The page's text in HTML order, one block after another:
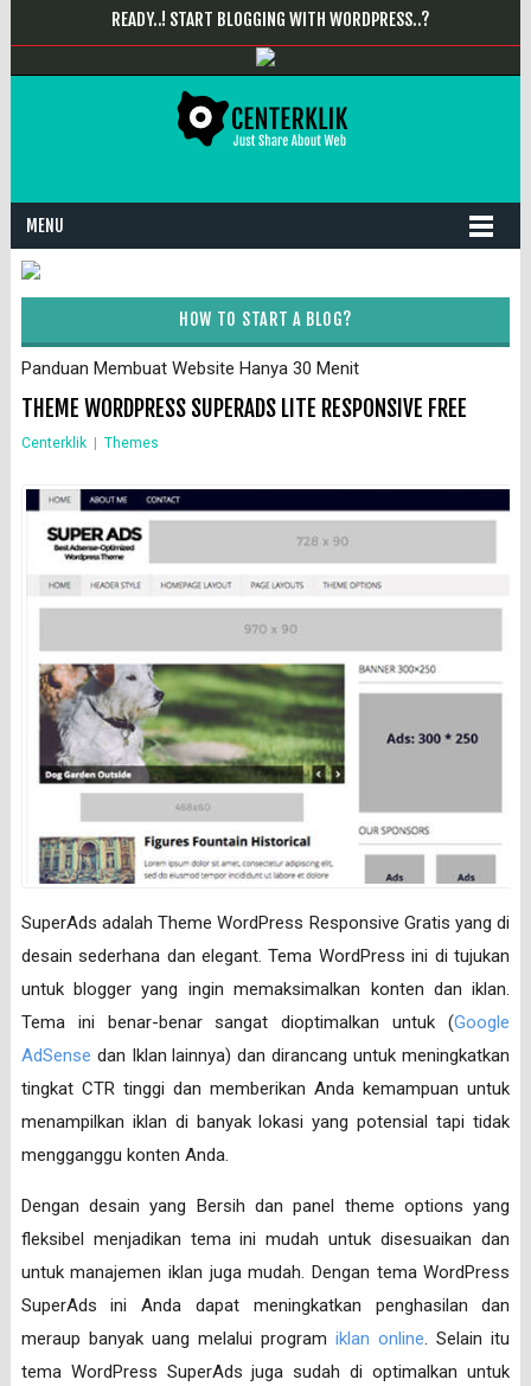
READY..! START BLOGGING WITH WORDPRESS..?
MENU
HOW TO START A BLOG?
Panduan Membuat Website Hanya 30 Menit
THEME WORDPRESS SUPERADS LITE RESPONSIVE FREE
Centerklik Themes
SuperAds adalah Theme WordPress Responsive Gratis yang di
desain sederhana dan elegant. Tema WordPress ini di tujukan
untuk blogger yang ingin memaksimalkan konten dan iklan.
Tema ini benar-benar sangat dioptimalkan untuk (Google
AdSense dan Iklan lainnya) dan dirancang untuk meningkatkan
tingkat CTR tinggi dan memberikan Anda kemampuan untuk
menampilkan iklan di banyak lokasi yang potensial tapi tidak
mengganggu konten Anda.
Dengan desain yang Bersih dan panel theme options yang
fleksibel menjadikan tema ini mudah untuk disesuaikan dan
untuk manajemen iklan juga mudah. Dengan tema WordPress
SuperAds ini Anda dapat meningkatkan penghasilan dan
meraup banyak uang melalui programiklan online. Selain itu
tema WordPress SuperAds juga sudah di optimalkan untuk